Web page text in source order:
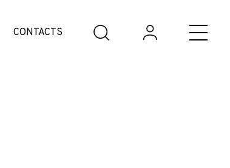
CONTACTS